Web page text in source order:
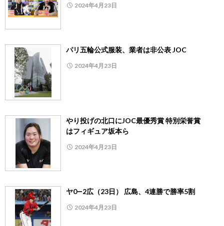
2024年4月23日
パリ五輪公式服装、業者は非公表 JOC
2024年4月23日
やり投げの北口にJOC最優秀賞 特別栄誉賞
はフィギュア坂本ら
2024年4月23日
ヤ0―2広（23日） 広島、4連勝で勝率5割
2024年4月23日